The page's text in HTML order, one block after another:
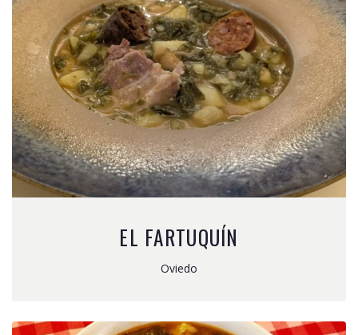
EL FARTUQUÍN
Oviedo